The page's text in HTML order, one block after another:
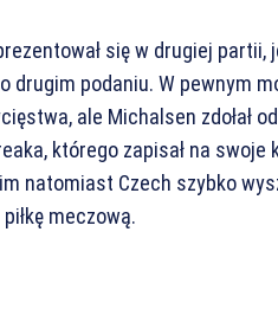
się w drugiej partii,
drugim podaniu. W pewnym
ale Michalsen zdołał
którego zapisał na swoje
natomiast Czech szybko
meczową.